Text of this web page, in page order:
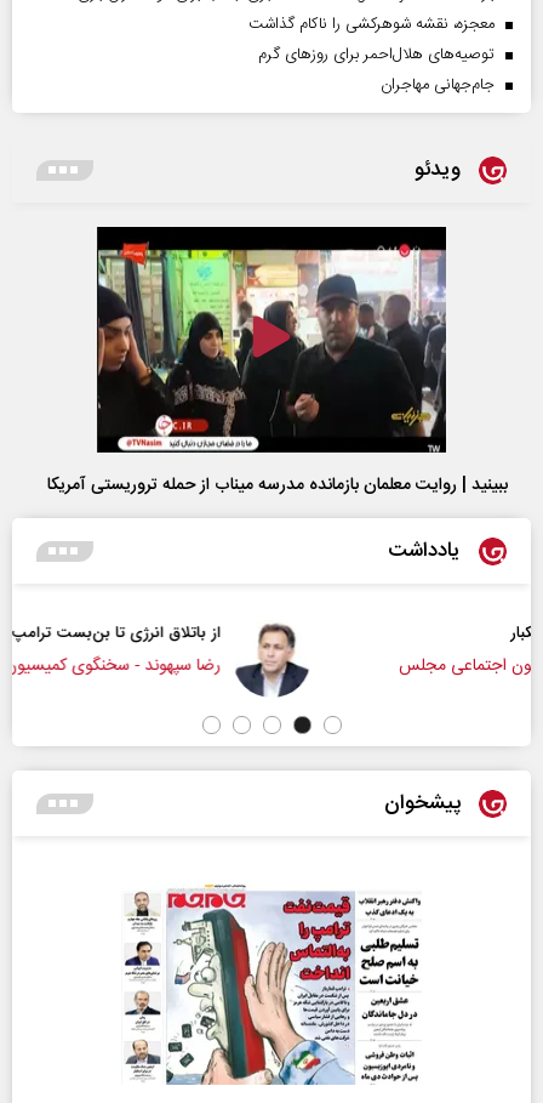
معجزه، نقشه شوهرکشی را ناکام گذاشت
توصیه‌های هلال‌احمر برای روز‌های گرم
جام‌جهانی مهاجران
ویدئو
ببینید | روایت معلمان بازمانده مدرسه میناب از حمله تروریستی آمریکا
یادداشت
از باتلاق انرژی تا بن‌بست ترامپ
رضا سپهوند - سخنگوی کمیسیون انرژی مجلس
پیشخوان